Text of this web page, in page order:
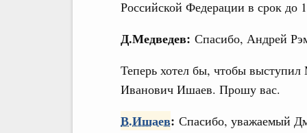
Российской Федерации в срок до
Д.Медведев: Спасибо, Андрей
Теперь хотел бы, чтобы
Иванович Ишаев. Прошу вас.
В.Ишаев: Спасибо, уважаемый